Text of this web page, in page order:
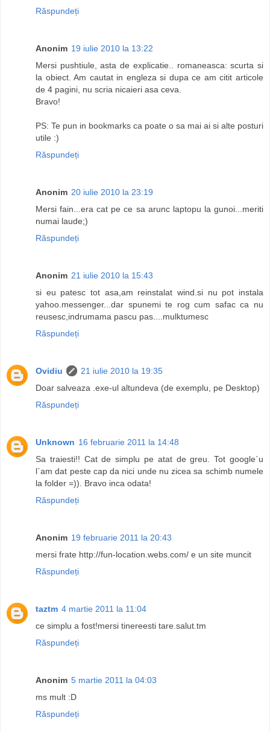
Răspundeți
Anonim 19 iulie 2010 la 13:22
Mersi pushtiule, asta de explicatie.. romaneasca: scurta si
la obiect. Am cautat in engleza si dupa ce am citit articole
de 4 pagini, nu scria nicaieri asa ceva.
Bravo!
PS: Te pun in bookmarks ca poate o sa mai ai si alte posturi
utile :)
Răspundeți
Anonim 20 iulie 2010 la 23:19
Mersi fain...era cat pe ce sa arunc laptopu la gunoi...meriti
numai laude;)
Răspundeți
Anonim 21 iulie 2010 la 15:43
si eu patesc tot asa,am reinstalat wind.si nu pot instala
yahoo.messenger...dar spunemi te rog cum safac ca nu
reusesc,indrumama pascu pas....mulktumesc
Răspundeți
Ovidiu
21 iulie 2010 la 19:35
Doar salveaza .exe-ul altundeva (de exemplu, pe Desktop)
Răspundeți
Unknown 16 februarie 2011 la 14:48
Sa traiesti!! Cat de simplu pe atat de greu. Tot google`u
l`am dat peste cap da nici unde nu zicea sa schimb numele
la folder =)). Bravo inca odata!
Răspundeți
Anonim 19 februarie 2011 la 20:43
mersi frate http://fun-location.webs.com/ e un site muncit
Răspundeți
taztm 4 martie 2011 la 11:04
ce simplu a fost!mersi tinereesti tare.salut.tm
Răspundeți
Anonim 5 martie 2011 la 04:03
ms mult :D
Răspundeți